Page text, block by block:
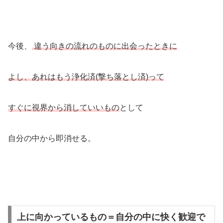
今後、 違う向きの流れのものに出会ったときに
よし、あれはもう浄化済(撃ち落とし済)って
すぐに視界から消していいものとして
自分の中から即消せる。
上に向かっているもの＝自分の中に快く歓迎で